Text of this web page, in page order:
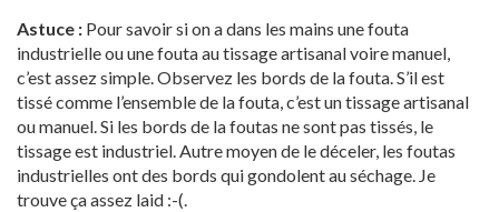
Astuce : Pour savoir si on a dans les mains une fouta
industrielle ou une fouta au tissage artisanal voire manuel,
c’est assez simple. Observez les bords de la fouta. S’il est
tissé comme l’ensemble de la fouta, c’est un tissage artisanal
ou manuel. Si les bords de la foutas ne sont pas tissés, le
tissage est industriel. Autre moyen de le déceler, les foutas
industrielles ont des bords qui gondolent au séchage. Je
trouve ça assez laid :-(.